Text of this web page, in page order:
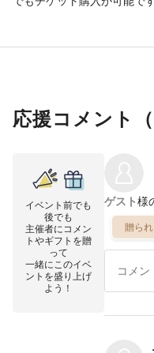
応援コメント（
イベント前でも
後でも
主催者にコメン
トやギフトを贈
って
一緒にこのイベ
ントを盛り上げ
よう！
ゲスト様
贈ら